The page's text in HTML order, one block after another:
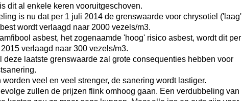
dit al enkele keren vooruitgeschoven.
is nu dat per 1 juli 2014 de grenswaarde voor chrysotiel ('laag'
wordt verlaagd naar 2000 vezels/m3.
asbest, het zogenaamde 'hoog' risico asbest, wordt dit per
verlaagd naar 300 vezels/m3.
deze laatste grenswaarde zal grote consequenties hebben voor
worden veel en veel strenger, de sanering wordt lastiger.
zullen de prijzen flink omhoog gaan. Een verdubbeling van